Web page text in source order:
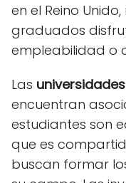
en el Reino
graduados
empleabilidad o
Las
encuentran
estudiantes son
que es
buscan formar